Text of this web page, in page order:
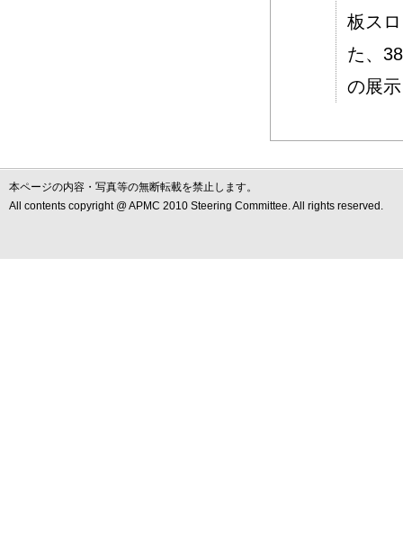
板ス
た、
の展
本ページの内容・写真等の無断転載を禁止します。
All contents copyright @ APMC 2010 Steering Committee. All rights reserved.